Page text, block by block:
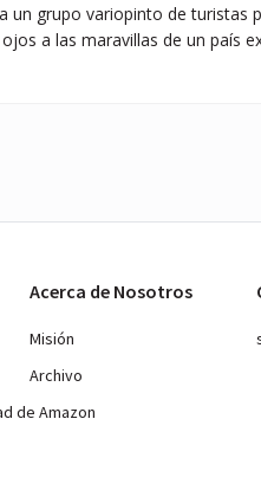
un grupo variopinto de turistas
a las maravillas de un país
de Amazon
Acerca de Nosotros
Misión
Archivo